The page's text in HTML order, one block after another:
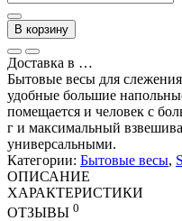
В корзину
Доставка в …
Бытовые весы для
удобные большие
помещается и человек с
г и максимальный
универсальными.
Категории: Бытовые весы,
ОПИСАНИЕ
ХАРАКТЕРИСТИКИ
ОТЗЫВЫ 0